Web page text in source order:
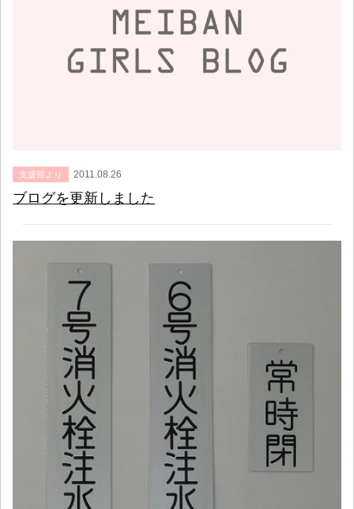
支援部より 2011.08.26
ブログを更新しました